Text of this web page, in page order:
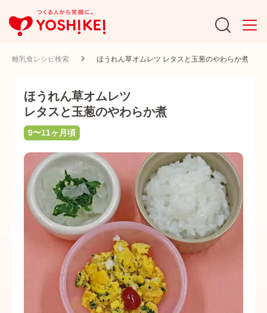
離乳食レシピ検索 ほうれん草オムレツ レタスと玉葱のやわらか煮
ほうれん草オムレツ
レタスと玉葱のやわらか煮
9〜11ヶ月頃